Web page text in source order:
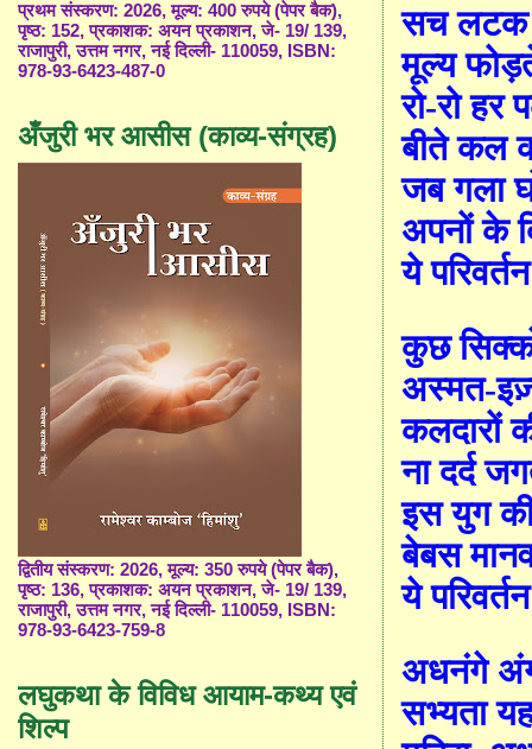
सच लटक
मूल्य
रो-रो हर
बीते कल
जब गला
अपनों के
ये
कुछ
अस्मत-
कलदारों
ना दर्द
इस युग
बेबस
ये
अधनंगे
सभ्यता
प्रथम संस्करण: 2026, मूल्य: 400 रुपये (पेपर बैक),
पृष्ठ: 152, प्रकाशक: अयन प्रकाशन, जे- 19/ 139,
राजापुरी, उत्तम नगर, नई दिल्ली- 110059, ISBN:
978-93-6423-487-0
अँजुरी भर आसीस (काव्य-संग्रह)
द्वितीय संस्करण: 2026, मूल्य: 350 रुपये (पेपर बैक),
पृष्ठ: 136, प्रकाशक: अयन प्रकाशन, जे- 19/ 139,
राजापुरी, उत्तम नगर, नई दिल्ली- 110059, ISBN:
978-93-6423-759-8
लघुकथा के विविध आयाम-कथ्य एवं
शिल्प